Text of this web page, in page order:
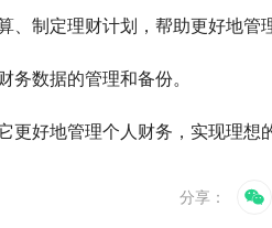
制定理财计划，帮助更好地管
数据的管理和备份。
好地管理个人财务，实现理想
分享：